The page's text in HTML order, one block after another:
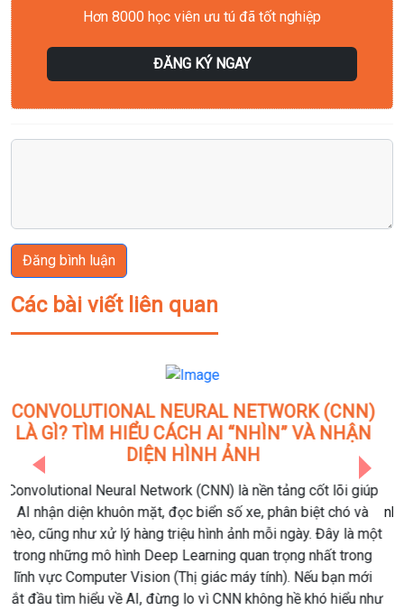
Hơn 8000 học viên ưu tú đã tốt nghiệp
ĐĂNG KÝ NGAY
Đăng bình luận
Các bài viết liên quan
AZURE DATABRICKS THÁNG 6/2026: 10 CẬP
NHẬT QUAN TRỌNG DOANH NGHIỆP DATA &
AI KHÔNG NÊN BỎ LỠ
Azure Databricks tiếp tục khẳng định vị thế là một trong
những nền tảng Data & AI hàng đầu khi công bố hàng loạt tính
năng mới trong bản cập nhật tháng 6/2026. Những cải tiến
lần này không chỉ tập trung vào AI Agents mà còn mở rộng
khả năng tích hợp với Microsoft Fabric, OneLake, Unity
Catalog và nhiều nguồn dữ liệu doanh nghiệp. Nếu doanh
Previous